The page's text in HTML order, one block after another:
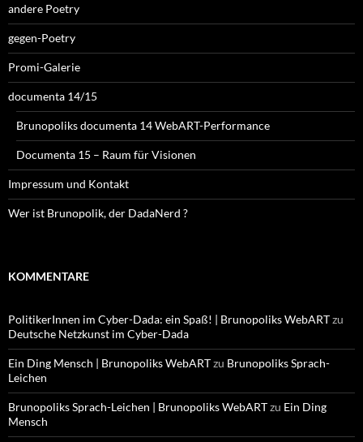
andere Poetry
gegen-Poetry
Promi-Galerie
documenta 14/15
Brunopoliks documenta 14 WebART-Performance
Documenta 15 – Raum für Visionen
Impressum und Kontakt
Wer ist Brunopolik, der DadaNerd ?
KOMMENTARE
PolitikerInnen im Cyber-Dada: ein Spaß! | Brunopoliks WebARTzu
Deutsche Netzkunst im Cyber-Dada
Ein Ding Mensch | Brunopoliks WebARTzu Brunopoliks Sprach-
Leichen
Brunopoliks Sprach-Leichen | Brunopoliks WebARTzu Ein Ding
Mensch